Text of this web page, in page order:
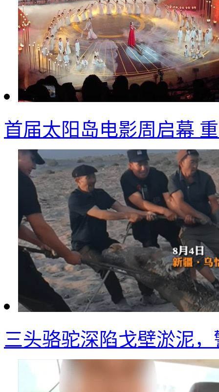
首届太阳岛电影周启幕
三头骆驼深陷戈壁淤泥